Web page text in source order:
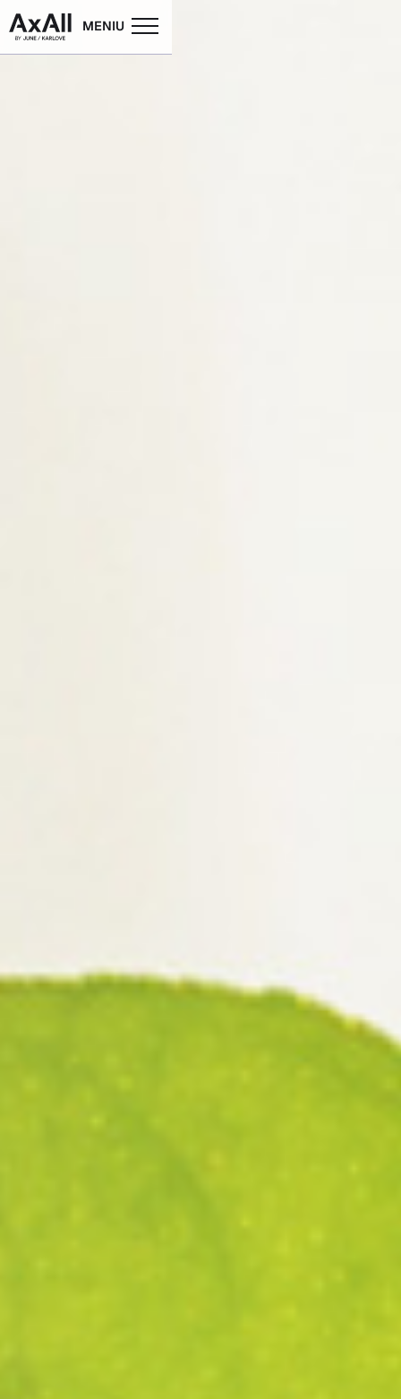
MENIU